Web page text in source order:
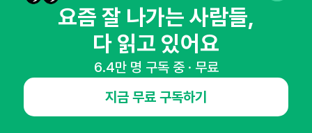
죠. 하루에 하나만 제공되는 읽기 쉬운 콘텐츠는 많은 사람
들의 호응을 이끌었습니다.
이들이 타깃 하는 구독자층은한 단계 더 성장하고 싶은 직
장인
기술이나 지식을 넘어 감
각을 깨우기 위한 콘텐츠를 제공 합니다. '롱블랙' 콘텐츠를
요즘 잘 나가는 사람들,
다 읽고 있어요
6.4만 명 구독 중 · 무료
지금 무료 구독하기